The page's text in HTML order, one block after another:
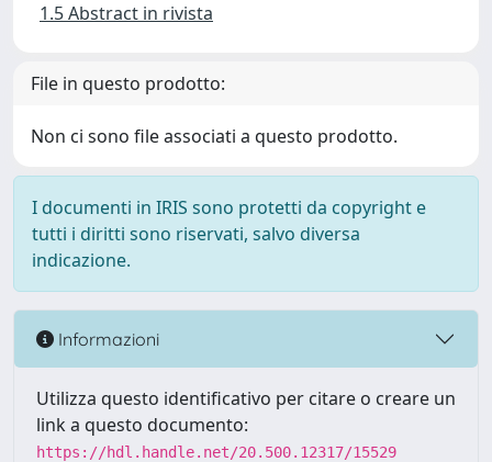
1.5 Abstract in rivista
File in questo prodotto:
Non ci sono file associati a questo prodotto.
I documenti in IRIS sono protetti da copyright e
tutti i diritti sono riservati, salvo diversa
indicazione.
Informazioni
Utilizza questo identificativo per citare o creare un
link a questo documento:
https://hdl.handle.net/20.500.12317/15529